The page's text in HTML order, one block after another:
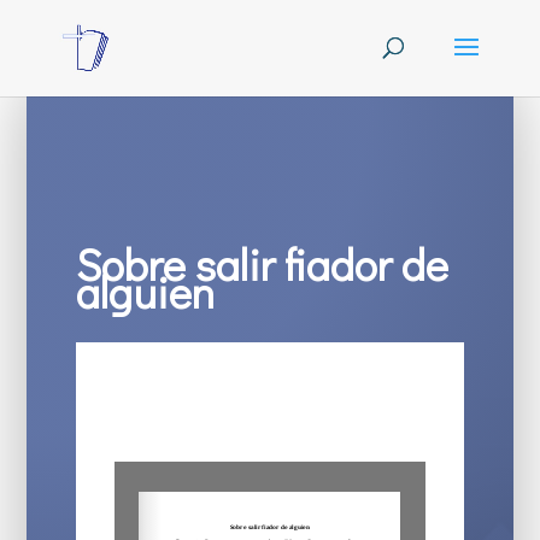
Sobre salir fiador de
alguien